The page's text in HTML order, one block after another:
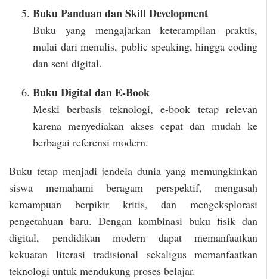
Buku Panduan dan Skill Development
Buku yang mengajarkan keterampilan praktis,
mulai dari menulis, public speaking, hingga coding
dan seni digital.
Buku Digital dan E-Book
Meski berbasis teknologi, e-book tetap relevan
karena menyediakan akses cepat dan mudah ke
berbagai referensi modern.
Buku tetap menjadi jendela dunia yang memungkinkan
siswa memahami beragam perspektif, mengasah
kemampuan berpikir kritis, dan mengeksplorasi
pengetahuan baru. Dengan kombinasi buku fisik dan
digital, pendidikan modern dapat memanfaatkan
kekuatan literasi tradisional sekaligus memanfaatkan
teknologi untuk mendukung proses belajar.